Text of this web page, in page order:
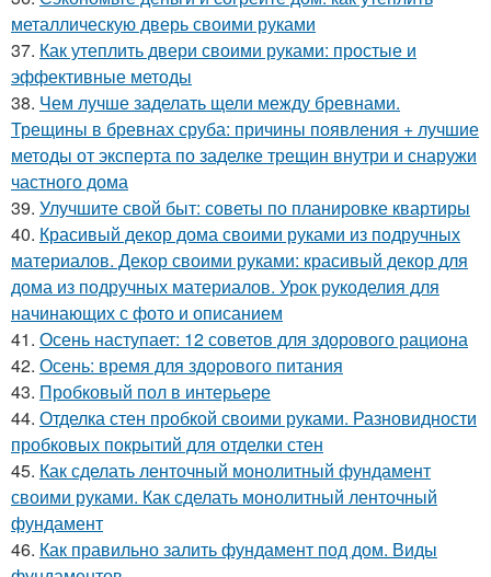
металлическую дверь своими руками
37. Как утеплить двери своими руками: простые и
эффективные методы
38. Чем лучше заделать щели между бревнами.
Трещины в бревнах сруба: причины появления + лучшие
методы от эксперта по заделке трещин внутри и снаружи
частного дома
39. Улучшите свой быт: советы по планировке квартиры
40. Красивый декор дома своими руками из подручных
материалов. Декор своими руками: красивый декор для
дома из подручных материалов. Урок рукоделия для
начинающих с фото и описанием
41. Осень наступает: 12 советов для здорового рациона
42. Осень: время для здорового питания
43. Пробковый пол в интерьере
44. Отделка стен пробкой своими руками. Разновидности
пробковых покрытий для отделки стен
45. Как сделать ленточный монолитный фундамент
своими руками. Как сделать монолитный ленточный
фундамент
46. Как правильно залить фундамент под дом. Виды